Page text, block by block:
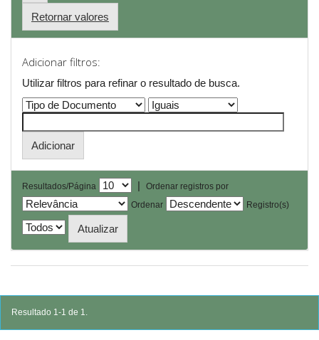
Retornar valores
Adicionar filtros:
Utilizar filtros para refinar o resultado de busca.
Resultados/Página |
Ordenar registros por
Ordenar
Registro(s)
Resultado 1-1 de 1.